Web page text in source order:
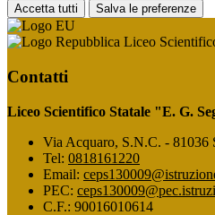
Accetta tutti Salva le preferenze
Liceo
Contatti
Liceo Scientifico Statale "E. G.
Via Acquaro, S.N.C. - 81036
Tel: 0818161220
Email:
PEC:
C.F.: 90016010614